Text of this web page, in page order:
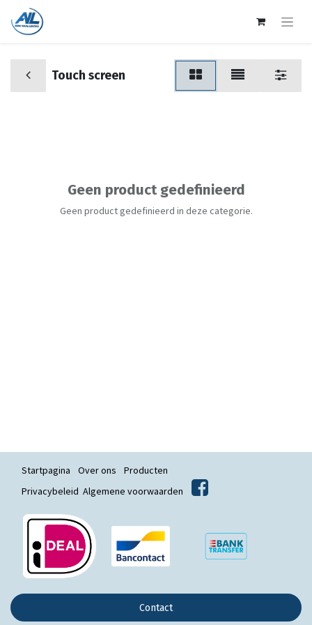
Touch screen
Geen product gedefinieerd
Geen product gedefinieerd in deze categorie.
Startpagina Over ons
Producten
Privacybeleid Algemene voorwaarden
Contact